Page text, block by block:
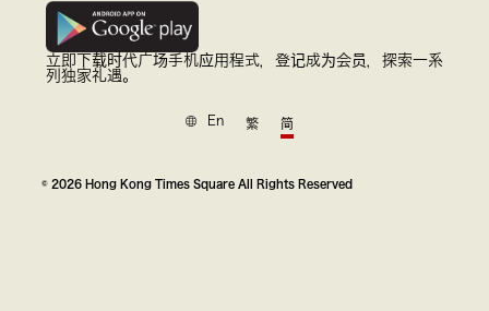
立即下载时代广场手机应用程式，登记成为会员，探索一系
列独家礼遇。
En 繁 简
© 2026 Hong Kong Times Square All Rights Reserved